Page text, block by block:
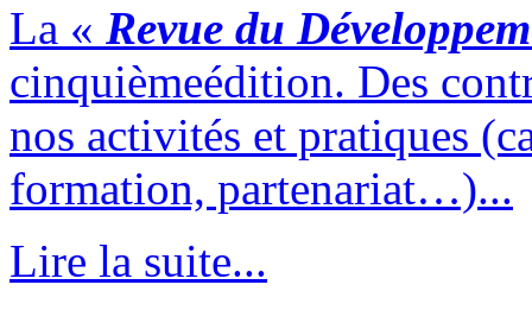
La « Revue du
cinquièmeédition. Des
nos activités et pratiques
formation, partenariat…)...
Lire la suite...